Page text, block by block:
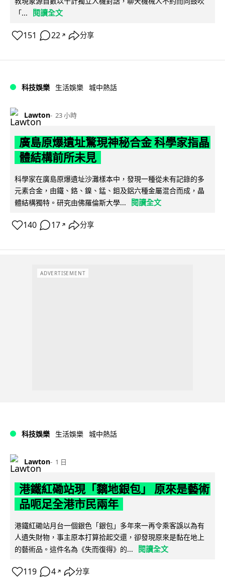
「...
閱讀全文
151 22 ↗ 分享
科技娛樂 生活娛樂 城中熱話
Lawton 23 小時
廣島原爆遺址驚現神秘合金 科學家指晶
體結構前所未見
科學家在廣島原爆遺址沙灘樣本中，發現一種從未有記錄的多
元素合金，由鐵、鉻、鎳、錳、鉬及鋁六種金屬混合而成，晶
體結構獨特。研究由佛羅倫斯大學...
閱讀全文
140 17 ↗ 分享
ADVERTISEMENT
科技娛樂 生活娛樂 城中熱話
Lawton 1 日
港鐵紅磡站現「黐地銀包」 原來是藝術
品呃足全港市民兩年
港鐵紅磡站月台一個銀色「銀包」多年來一再令乘客誤以為有
人遺失財物，事主原本打算拾起交還，卻發現原來是黏在地上
的藝術品。這件名為《失而復得》的...
閱讀全文
119 4 ↗ 分享